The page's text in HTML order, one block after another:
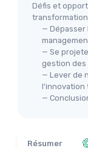
Défis et
—
— Se
gestion des
— Lever de
l'innovation
—
Résumer